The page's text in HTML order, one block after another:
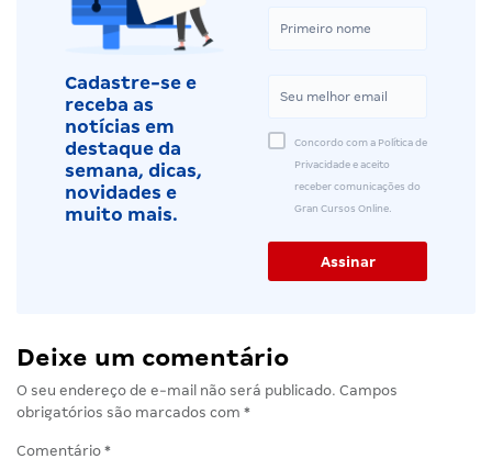
Cadastre-se e
receba as
notícias em
destaque da
semana, dicas,
novidades e
muito mais.
Concordo com a Política de
Privacidade e aceito
receber comunicações do
Gran Cursos Online.
Deixe um comentário
O seu endereço de e-mail não será publicado. Campos
obrigatórios são marcados com *
Comentário *